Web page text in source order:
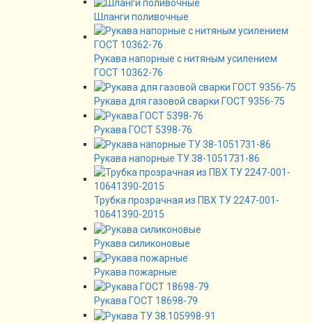
Шланги поливочные
Рукава напорные с нитяным усилением
ГОСТ 10362-76
Рукава для газовой сварки ГОСТ 9356-75
Рукава ГОСТ 5398-76
Рукава напорные ТУ 38-1051731-86
Трубка прозрачная из ПВХ ТУ 2247-001-
10641390-2015
Рукава силиконовые
Рукава пожарные
Рукава ГОСТ 18698-79